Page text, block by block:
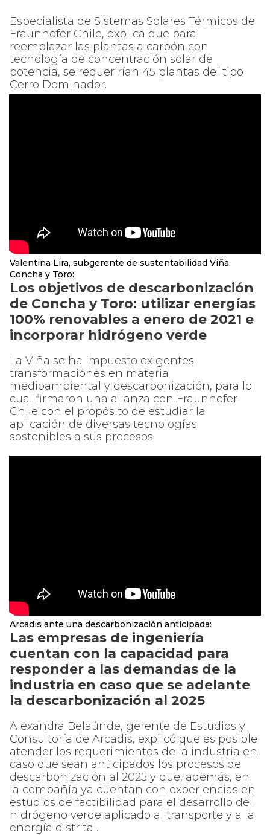
Especialista de Sistemas Solares Térmicos de
Fraunhofer Chile, explica que para
reemplazar las plantas a carbón con
tecnología de concentración solar de
potencia, se requerirían 45 plantas del tipo
Cerro Dominador.
Valentina Lira, subgerente de sustentabilidad Viña
Concha y Toro:
Los objetivos de descarbonización
de Concha y Toro: utilizar energías
100% renovables a enero de 2021 e
incorporar hidrógeno verde
La Viña se ha impuesto exigentes
transformaciones en materia
medioambiental y descarbonización, para lo
cual firmaron una alianza con Fraunhofer
Chile con el propósito de estudiar la
aplicación de diversas tecnologías
sostenibles a sus procesos.
Arcadis ante una descarbonización anticipada:
Las empresas de ingeniería
cuentan con la capacidad para
responder a las demandas de la
industria en caso que se adelante
la descarbonización al 2025
Alexandra Belaúnde, gerente de Estudios y
Consultoría de Arcadis, explicó que es posible
atender los requerimientos de la industria en
caso que sean anticipados los procesos de
descarbonización al 2025 y que, además, en
la compañía ya cuentan con experiencias en
estudios de factibilidad para el desarrollo del
hidrógeno verde aplicado al transporte y a la
energía distrital.